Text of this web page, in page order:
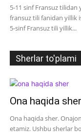
5-11 sinf Fransuz tilidan
fransuz tili fanidan yillik
5-sinf Fransuz tili yillik...
Sherlar to'plami
Ona haqida sher
Ona haqida sher.
etamiz. Ushbu sherlar